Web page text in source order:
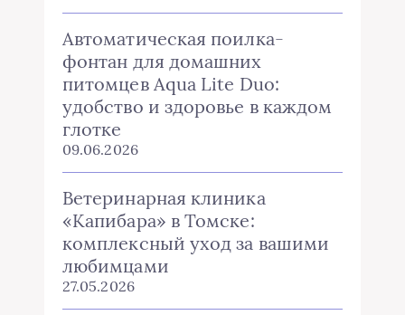
Автоматическая поилка-
фонтан для домашних
питомцев Aqua Lite Duo:
удобство и здоровье в каждом
глотке
09.06.2026
Ветеринарная клиника
«Капибара» в Томске:
комплексный уход за вашими
любимцами
27.05.2026